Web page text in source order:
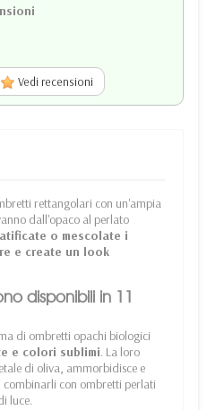
Vedi recensioni
rettangolari con un'ampia
dall'opaco al perlato
o mescolate i
e create un look
disponibili in 11
di ombretti opachi biologici
e colori sublimi. La loro
di oliva, ammorbidisce e
combinarli con ombretti perlati
luce.